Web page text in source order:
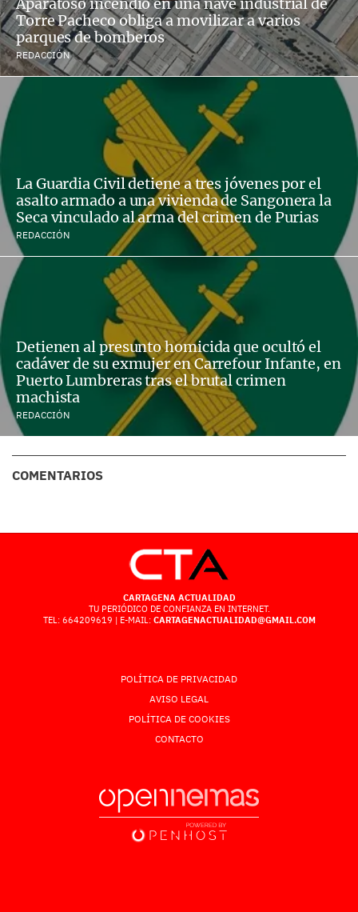
Torre Pacheco obliga a movilizar a varios
parques de bomberos
REDACCIÓN
La Guardia Civil detiene a tres jóvenes por el
asalto armado a una vivienda de Sangonera la
Seca vinculado al arma del crimen de Purias
REDACCIÓN
Detienen al presunto homicida que ocultó el
cadáver de su exmujer en Carrefour Infante, en
Puerto Lumbreras tras el brutal crimen
machista
REDACCIÓN
COMENTARIOS
CARTAGENA ACTUALIDAD
TU PERIÓDICO DE CONFIANZA EN INTERNET.
TEL: 664209619 | E-MAIL: CARTAGENACTUALIDAD@GMAIL.COM
POLÍTICA DE PRIVACIDAD
AVISO LEGAL
POLÍTICA DE COOKIES
CONTACTO